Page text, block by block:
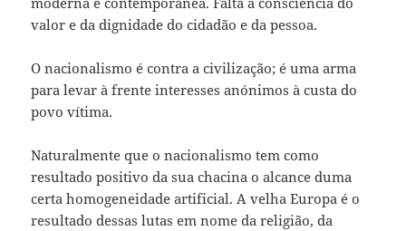
valor e da dignidade do cidadão e da pessoa.
O nacionalismo é contra a civilização; é uma arma
para levar à frente interesses anónimos à custa do
povo vítima.
Naturalmente que o nacionalismo tem como
resultado positivo da sua chacina o alcance duma
certa homogeneidade artificial. A velha Europa é o
resultado dessas lutas em nome da religião, da